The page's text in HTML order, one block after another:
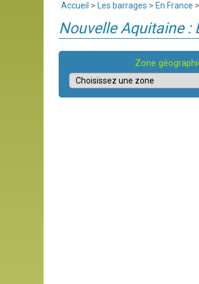
Accueil > Les barrages > En France >
Nouvelle Aquitaine :
Zone